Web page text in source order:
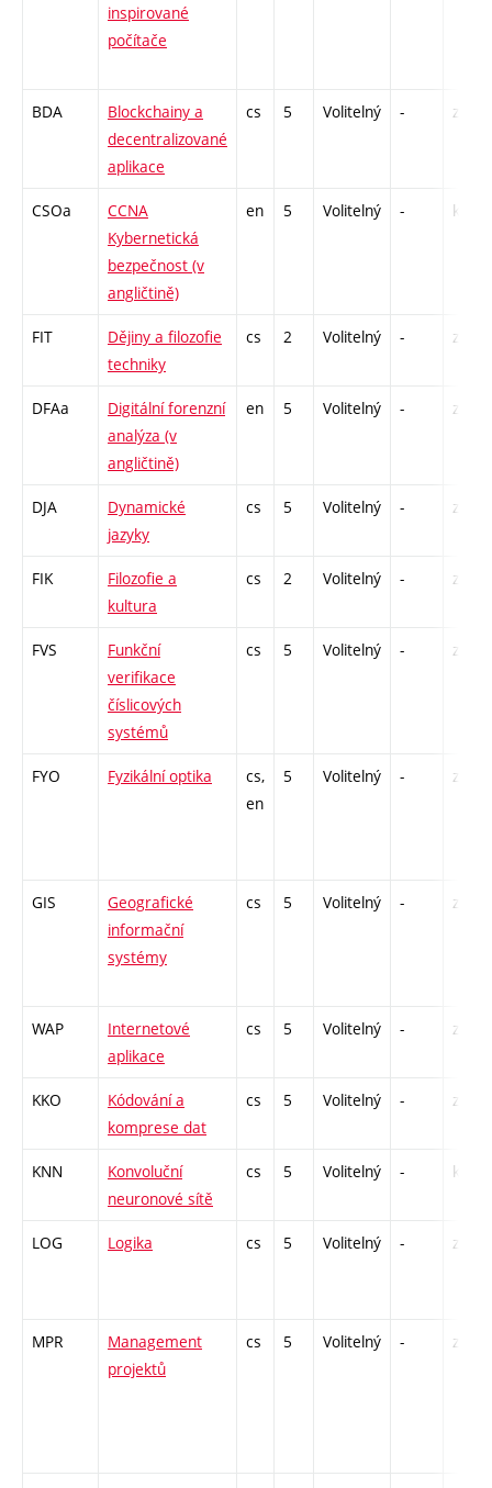
inspirované
počítače
BDA
Blockchainy a
decentralizované
aplikace
cs 5 Volitelný - zá,zk
CSOa
CCNA
Kybernetická
bezpečnost (v
angličtině)
en 5 Volitelný - kl
FIT
Dějiny a filozofie
techniky
cs 2 Volitelný - zá
DFAa
Digitální forenzní
analýza (v
angličtině)
en 5 Volitelný - zk
DJA
Dynamické
jazyky
cs 5 Volitelný - zk
FIK
Filozofie a
kultura
cs 2 Volitelný - zá
FVS
Funkční
verifikace
číslicových
systémů
cs 5 Volitelný - zk
FYO Fyzikální optika
cs,
en
5 Volitelný - zk
GIS
Geografické
informační
systémy
cs 5 Volitelný - zá,zk
WAP
Internetové
aplikace
cs 5 Volitelný - zá,zk
KKO
Kódování a
komprese dat
cs 5 Volitelný - zá,zk
KNN
Konvoluční
neuronové sítě
cs 5 Volitelný - kl
LOG Logika cs 5 Volitelný - zá,zk
MPR
Management
projektů
cs 5 Volitelný - zá,zk